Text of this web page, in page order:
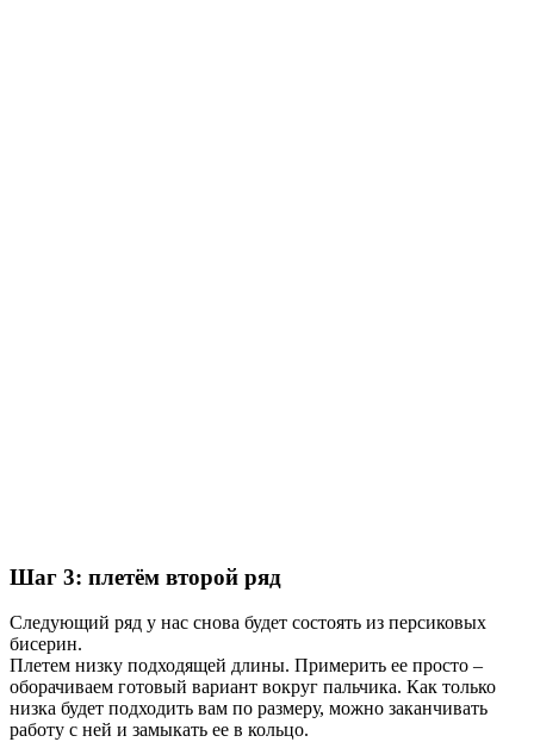
Шаг 3: плетём второй ряд
Следующий ряд у нас снова будет состоять из персиковых
бисерин.
Плетем низку подходящей длины. Примерить ее просто –
оборачиваем готовый вариант вокруг пальчика. Как только
низка будет подходить вам по размеру, можно заканчивать
работу с ней и замыкать ее в кольцо.